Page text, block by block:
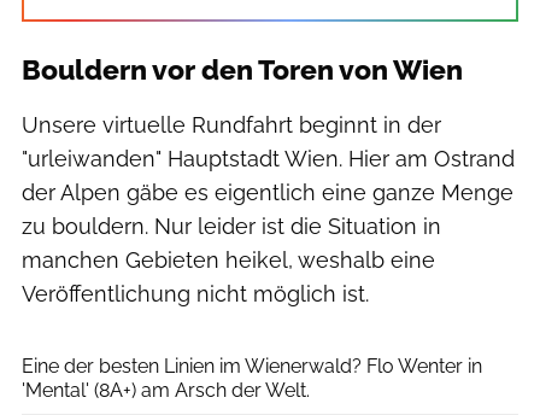
Bouldern vor den Toren von Wien
Unsere virtuelle Rundfahrt beginnt in der
"urleiwanden" Hauptstadt Wien. Hier am Ostrand
der Alpen gäbe es eigentlich eine ganze Menge
zu bouldern. Nur leider ist die Situation in
manchen Gebieten heikel, weshalb eine
Veröffentlichung nicht möglich ist.
Eine der besten Linien im Wienerwald? Flo Wenter in
'Mental' (8A+) am Arsch der Welt.